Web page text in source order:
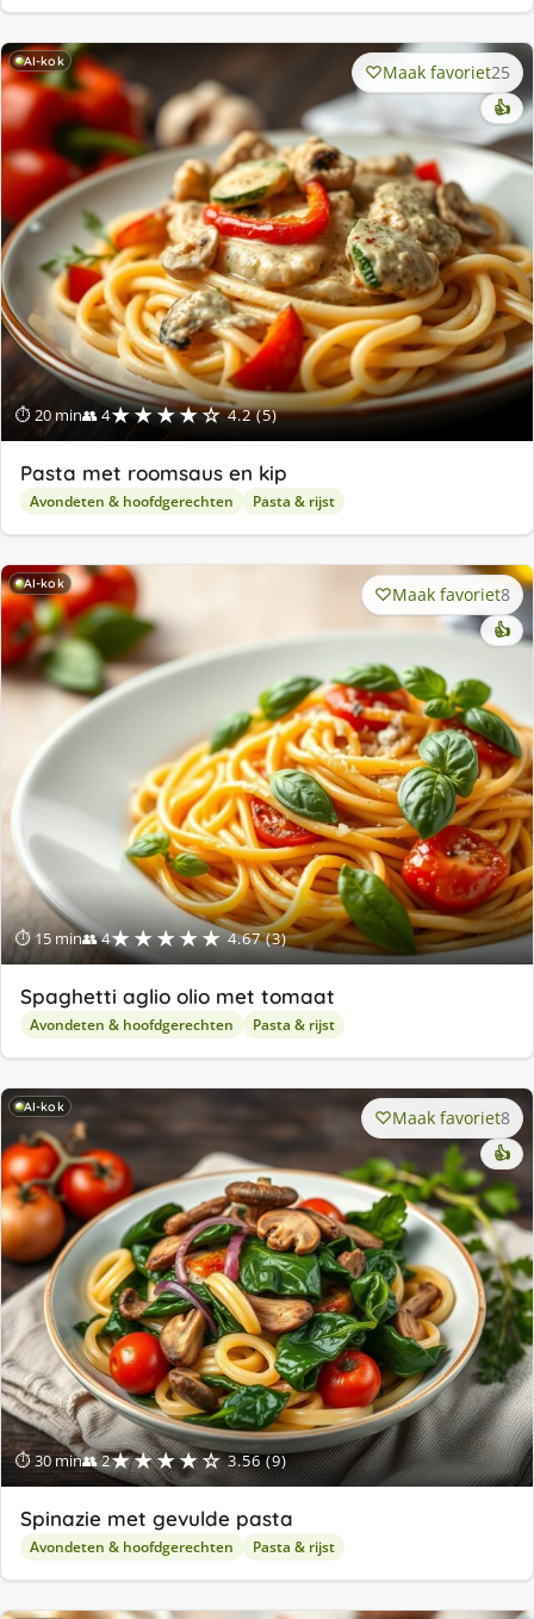
AI-kok
⏱ 20 min👥 4★★★★☆ 4.2 (5)
Maak favoriet25
👍
Pasta met roomsaus en kip
Avondeten & hoofdgerechten Pasta & rijst
AI-kok
⏱ 15 min👥 4★★★★★ 4.67 (3)
Maak favoriet8
👍
Spaghetti aglio olio met tomaat
Avondeten & hoofdgerechten Pasta & rijst
AI-kok
⏱ 30 min👥 2★★★★☆ 3.56 (9)
Maak favoriet8
👍
Spinazie met gevulde pasta
Avondeten & hoofdgerechten Pasta & rijst